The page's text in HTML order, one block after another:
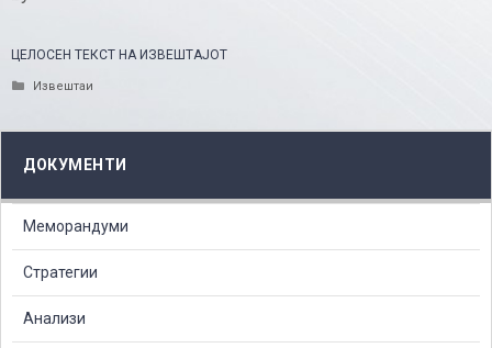
ЦЕЛОСЕН ТЕКСТ НА ИЗВЕШТАЈОТ
Categories
Извештаи
ДОКУМЕНТИ
Меморандуми
Стратегии
Анализи